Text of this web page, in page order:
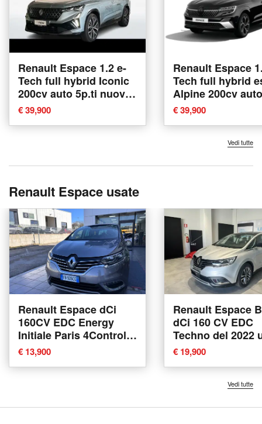
Renault Espace 1.2 e-
Tech full hybrid Iconic
200cv auto 5p.ti nuova
a Empoli
€ 39,900
Renault Espace
Tech full hybrid
Alpine 200cv
nuova a Trento
€ 39,900
Vedi tutte
Renault Espace usate
Renault Espace dCi
160CV EDC Energy
Initiale Paris 4Control
del 2015 usata a
Ceccano
€ 13,900
Renault Espace
dCi 160 CV EDC
Techno del 2022
a Modugno
€ 19,900
Vedi tutte